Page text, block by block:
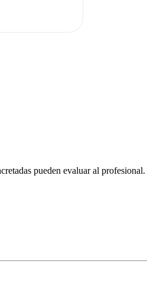
pueden evaluar al profesional.